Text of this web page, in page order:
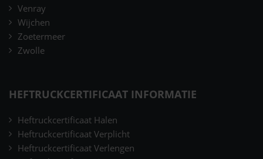
Venray
Wijchen
Zoetermeer
Zwolle
HEFTRUCKCERTIFICAAT INFORMATIE
Heftruckcertificaat Halen
Heftruckcertificaat Verplicht
Heftruckcertificaat Verlengen